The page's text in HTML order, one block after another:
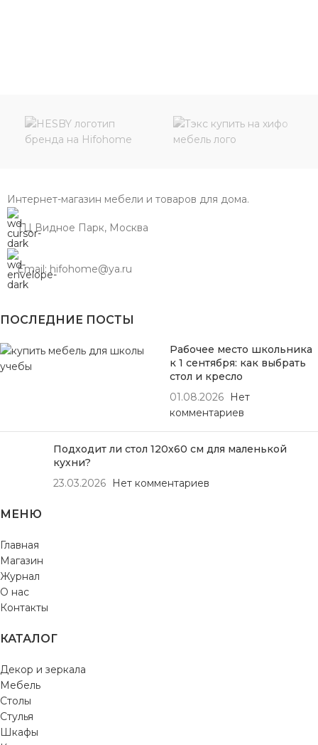
Интернет-магазин мебели и товаров для дома.
ТЦ Видное Парк, Москва
Email: hifohome@ya.ru
ПОСЛЕДНИЕ ПОСТЫ
Рабочее место школьника
к 1 сентября: как выбрать
стол и кресло
01.08.2026
Нет
комментариев
Подходит ли стол 120х60 см для маленькой
кухни?
23.03.2026
Нет комментариев
МЕНЮ
Главная
Магазин
Журнал
О нас
Контакты
КАТАЛОГ
Декор и зеркала
Мебель
Столы
Стулья
Шкафы